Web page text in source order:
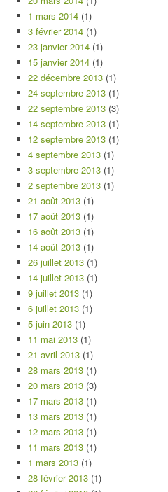
1 mars 2014 (1)
3 février 2014 (1)
23 janvier 2014 (1)
15 janvier 2014 (1)
22 décembre 2013 (1)
24 septembre 2013 (1)
22 septembre 2013 (3)
14 septembre 2013 (1)
12 septembre 2013 (1)
4 septembre 2013 (1)
3 septembre 2013 (1)
2 septembre 2013 (1)
21 août 2013 (1)
17 août 2013 (1)
16 août 2013 (1)
14 août 2013 (1)
26 juillet 2013 (1)
14 juillet 2013 (1)
9 juillet 2013 (1)
6 juillet 2013 (1)
5 juin 2013 (1)
11 mai 2013 (1)
21 avril 2013 (1)
28 mars 2013 (1)
20 mars 2013 (3)
17 mars 2013 (1)
13 mars 2013 (1)
12 mars 2013 (1)
11 mars 2013 (1)
1 mars 2013 (1)
28 février 2013 (1)